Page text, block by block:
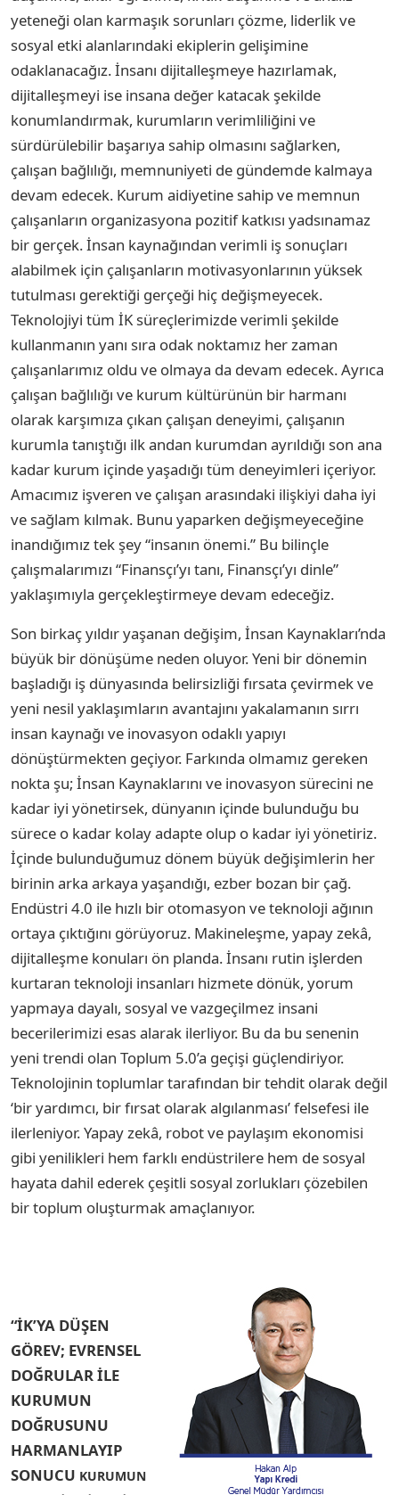
yeteneği olan karmaşık sorunları çözme, liderlik ve
sosyal etki alanlarındaki ekiplerin gelişimine
odaklanacağız. İnsanı dijitalleşmeye hazırlamak,
dijitalleşmeyi ise insana değer katacak şekilde
konumlandırmak, kurumların verimliliğini ve
sürdürülebilir başarıya sahip olmasını sağlarken,
çalışan bağlılığı, memnuniyeti de gündemde kalmaya
devam edecek. Kurum aidiyetine sahip ve memnun
çalışanların organizasyona pozitif katkısı yadsınamaz
bir gerçek. İnsan kaynağından verimli iş sonuçları
alabilmek için çalışanların motivasyonlarının yüksek
tutulması gerektiği gerçeği hiç değişmeyecek.
Teknolojiyi tüm İK süreçlerimizde verimli şekilde
kullanmanın yanı sıra odak noktamız her zaman
çalışanlarımız oldu ve olmaya da devam edecek. Ayrıca
çalışan bağlılığı ve kurum kültürünün bir harmanı
olarak karşımıza çıkan çalışan deneyimi, çalışanın
kurumla tanıştığı ilk andan kurumdan ayrıldığı son ana
kadar kurum içinde yaşadığı tüm deneyimleri içeriyor.
Amacımız işveren ve çalışan arasındaki ilişkiyi daha iyi
ve sağlam kılmak. Bunu yaparken değişmeyeceğine
inandığımız tek şey “insanın önemi.” Bu bilinçle
çalışmalarımızı “Finansçı’yı tanı, Finansçı’yı dinle”
yaklaşımıyla gerçekleştirmeye devam edeceğiz.
Son birkaç yıldır yaşanan değişim, İnsan Kaynakları’nda
büyük bir dönüşüme neden oluyor. Yeni bir dönemin
başladığı iş dünyasında belirsizliği fırsata çevirmek ve
yeni nesil yaklaşımların avantajını yakalamanın sırrı
insan kaynağı ve inovasyon odaklı yapıyı
dönüştürmekten geçiyor. Farkında olmamız gereken
nokta şu; İnsan Kaynaklarını ve inovasyon sürecini ne
kadar iyi yönetirsek, dünyanın içinde bulunduğu bu
sürece o kadar kolay adapte olup o kadar iyi yönetiriz.
İçinde bulunduğumuz dönem büyük değişimlerin her
birinin arka arkaya yaşandığı, ezber bozan bir çağ.
Endüstri 4.0 ile hızlı bir otomasyon ve teknoloji ağının
ortaya çıktığını görüyoruz. Makineleşme, yapay zekâ,
dijitalleşme konuları ön planda. İnsanı rutin işlerden
kurtaran teknoloji insanları hizmete dönük, yorum
yapmaya dayalı, sosyal ve vazgeçilmez insani
becerilerimizi esas alarak ilerliyor. Bu da bu senenin
yeni trendi olan Toplum 5.0’a geçişi güçlendiriyor.
Teknolojinin toplumlar tarafından bir tehdit olarak değil
‘bir yardımcı, bir fırsat olarak algılanması’ felsefesi ile
ilerleniyor. Yapay zekâ, robot ve paylaşım ekonomisi
gibi yenilikleri hem farklı endüstrilere hem de sosyal
hayata dahil ederek çeşitli sosyal zorlukları çözebilen
bir toplum oluşturmak amaçlanıyor.
“İK’YA DÜŞEN
GÖREV; EVRENSEL
DOĞRULAR İLE
KURUMUN
DOĞRUSUNU
HARMANLAYIP
SONUCU KURUMUN